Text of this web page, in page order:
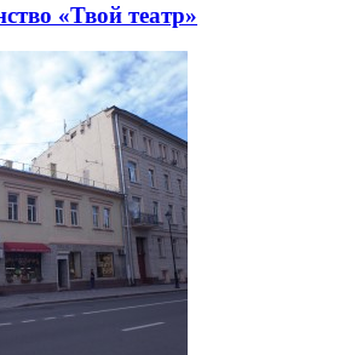
«Твой театр»